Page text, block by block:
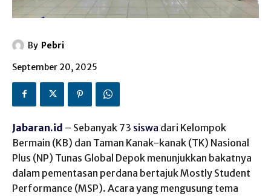
By Pebri
September 20, 2025
Jabaran.id – Sebanyak 73 siswa dari Kelompok
Bermain (KB) dan Taman Kanak-kanak (TK) Nasional
Plus (NP) Tunas Global Depok menunjukkan bakatnya
dalam pementasan perdana bertajuk Mostly Student
Performance (MSP). Acara yang mengusung tema